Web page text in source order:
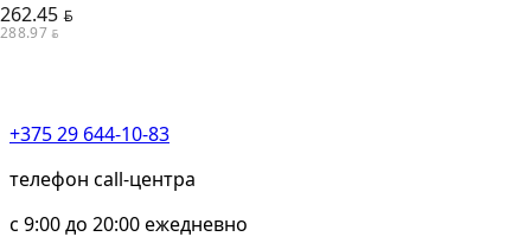
262.45 BYN
288.97 BYN
+375 29 644-10-83
телефон call-центра
c 9:00 до 20:00 ежедневно